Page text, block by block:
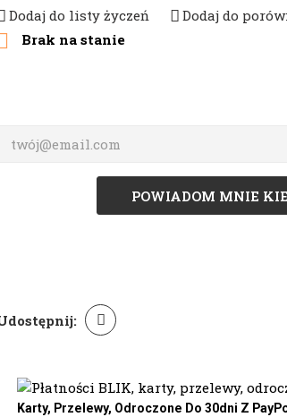
Dodaj do listy życzeń Dodaj do
Brak na stanie
POWIADOM MNIE
Karty, Przelewy, Odroczone Do 30dni Z